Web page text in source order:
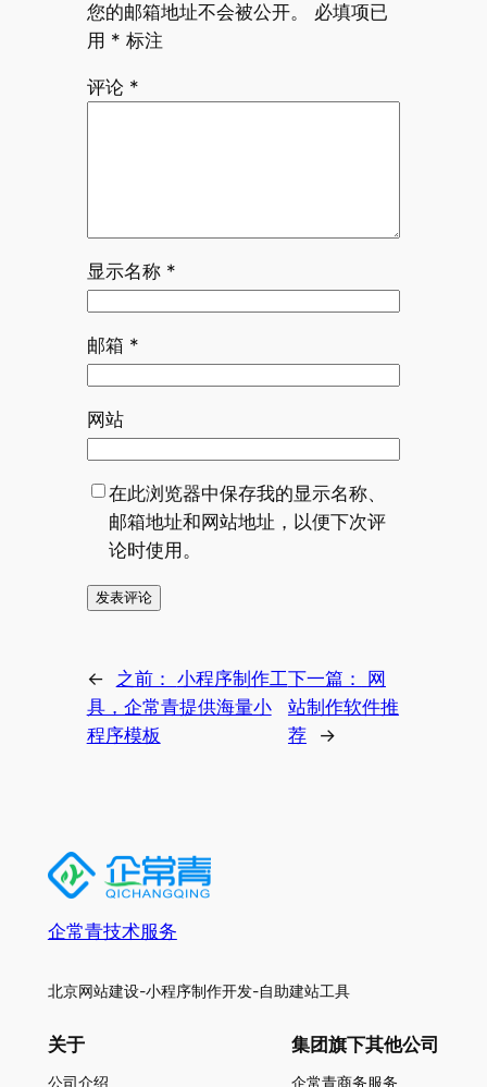
您的邮箱地址不会被公开。
必填项已
用 * 标注
评论 *
显示名称 *
邮箱 *
网站
在此浏览器中保存我的显示名称、
邮箱地址和网站地址，以便下次评
论时使用。
← 之前： 小程序制作工
具，企常青提供海量小
程序模板
下一篇：
网
站制作软件推
荐
→
企常青技术服务
北京网站建设-小程序制作开发-自助建站工具
关于
公司介绍
集团旗下其他公司
企常青商务服务